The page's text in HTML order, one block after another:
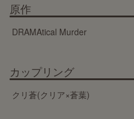
原作
DRAMAtical Murder
カップリング
クリ蒼(クリア×蒼葉)